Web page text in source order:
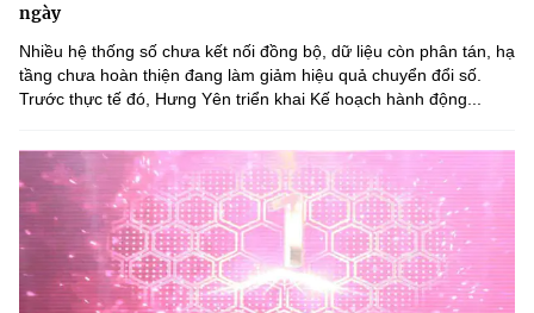
ngày
Nhiều hệ thống số chưa kết nối đồng bộ, dữ liệu còn phân tán, hạ
tầng chưa hoàn thiện đang làm giảm hiệu quả chuyển đổi số.
Trước thực tế đó, Hưng Yên triển khai Kế hoạch hành động...